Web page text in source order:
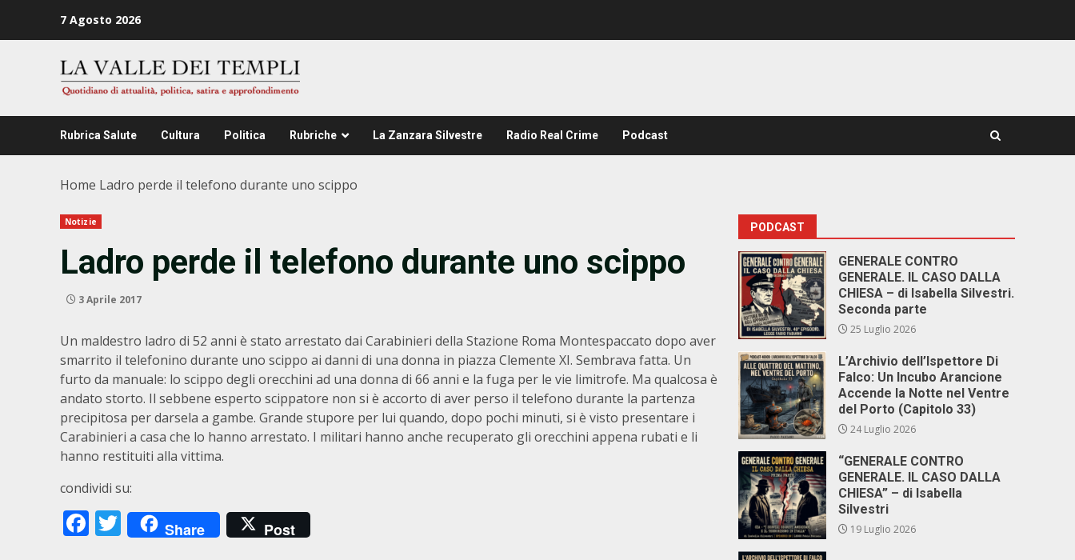
7 Agosto 2026
Rubrica Salute Cultura Politica Rubriche La Zanzara Silvestre Radio Real Crime Podcast
Home Ladro perde il telefono durante uno scippo
Notizie
Ladro perde il telefono durante uno scippo
3 Aprile 2017
Un maldestro ladro di 52 anni è stato arrestato dai Carabinieri della Stazione Roma Montespaccato dopo aver
smarrito il telefonino durante uno scippo ai danni di una donna in piazza Clemente XI. Sembrava fatta. Un
furto da manuale: lo scippo degli orecchini ad una donna di 66 anni e la fuga per le vie limitrofe. Ma qualcosa è
andato storto. Il sebbene esperto scippatore non si è accorto di aver perso il telefono durante la partenza
precipitosa per darsela a gambe. Grande stupore per lui quando, dopo pochi minuti, si è visto presentare i
Carabinieri a casa che lo hanno arrestato. I militari hanno anche recuperato gli orecchini appena rubati e li
hanno restituiti alla vittima.
condividi su:
Facebook
Twitter
Share Post
PODCAST
GENERALE CONTRO
GENERALE. IL CASO DALLA
CHIESA – di Isabella Silvestri.
Seconda parte
25 Luglio 2026
L’Archivio dell’Ispettore Di
Falco: Un Incubo Arancione
Accende la Notte nel Ventre
del Porto (Capitolo 33)
24 Luglio 2026
“GENERALE CONTRO
GENERALE. IL CASO DALLA
CHIESA” – di Isabella
Silvestri
19 Luglio 2026